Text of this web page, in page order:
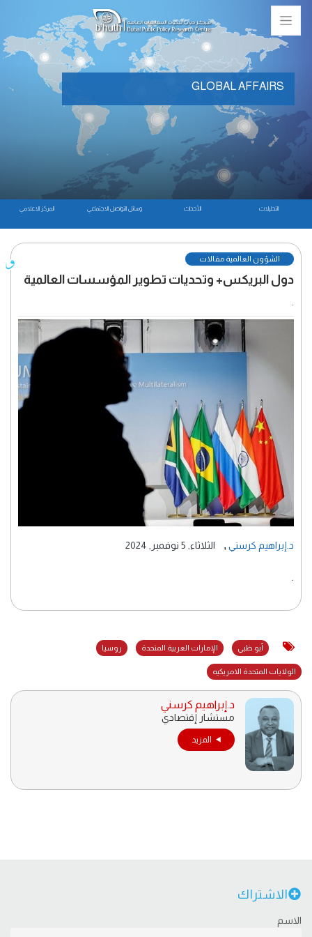
المركز الاعلامي وسائل التواصل الاجتماعي الأحداث التحليلات
GLOBAL AFFAIRS
الشؤون العالمية مقالات
دول البريكس+ وتحديات تطوير المؤسسات العالمية
د.إبراهيم كرسني , الثلاثاء, 5 نوفمبر, 2024
.
أبو ظبي الإمارات العربية المتحدة روسيا
الولايات المتحدة الامريكيه
د.إبراهيم كرسني
مستشار إقتصادي
المزيد
الاشتراك
الاسم